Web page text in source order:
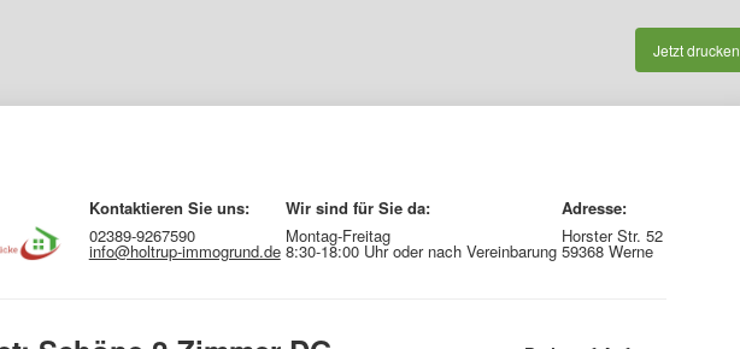
Jetzt drucken
Kontaktieren Sie uns:
02389-9267590
info@holtrup-immogrund.de
Wir sind für Sie da:
Montag-Freitag
8:30-18:00 Uhr oder nach Vereinbarung
Adresse:
Horster Str. 52
59368 Werne